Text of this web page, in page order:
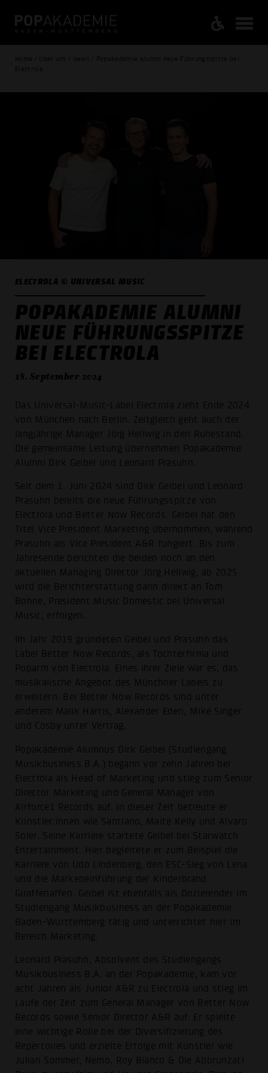
Home / Über uns / News / Popakademie Alumni neue Führungsspitze bei
Electrola
ELECTROLA © UNIVERSAL MUSIC
POPAKADEMIE ALUMNI
NEUE FÜHRUNGSSPITZE
BEI ELECTROLA
18. September 2024
Das Universal-Music-Label Electrola zieht Ende 2024
von München nach Berlin. Zeitgleich geht auch der
langjährige Manager Jörg Hellwig in den Ruhestand.
Die gemeinsame Leitung übernehmen Popakademie
Alumni Dirk Geibel und Leonard Prasuhn.
Seit dem 1. Juni 2024 sind Dirk Geibel und Leonard
Prasuhn bereits die neue Führungsspitze von
Electrola und Better Now Records. Geibel hat den
Titel Vice President Marketing übernommen, während
Prasuhn als Vice President A&R fungiert. Bis zum
Jahresende berichten die beiden noch an den
aktuellen Managing Director Jörg Hellwig, ab 2025
wird die Berichterstattung dann direkt an Tom
Bohne, President Music Domestic bei Universal
Music, erfolgen.
Im Jahr 2019 gründeten Geibel und Prasuhn das
Label Better Now Records, als Tochterfirma und
Poparm von Electrola. Eines ihrer Ziele war es, das
musikalische Angebot des Münchner Labels zu
erweitern. Bei Better Now Records sind unter
anderem Malik Harris, Alexander Eden, Mike Singer
und Cosby unter Vertrag.
Popakademie Alumnus Dirk Geibel (Studiengang
Musikbusiness B.A.) begann vor zehn Jahren bei
Electrola als Head of Marketing und stieg zum Senior
Director Marketing und General Manager von
Airforce1 Records auf. In dieser Zeit betreute er
Künstler:innen wie Santiano, Maite Kelly und Alvaro
Soler. Seine Karriere startete Geibel bei Starwatch
Entertainment. Hier begleitete er zum Beispiel die
Karriere von Udo Lindenberg, den ESC-Sieg von Lena
und die Markeneinführung der Kinderbrand
Giraffenaffen. Geibel ist ebenfalls als Dozierender im
Studiengang Musikbusiness an der Popakademie
Baden-Württemberg tätig und unterrichtet hier im
Bereich Marketing.
Leonard Prasuhn, Absolvent des Studiengangs
Musikbusiness B.A. an der Popakademie, kam vor
acht Jahren als Junior A&R zu Electrola und stieg im
Laufe der Zeit zum General Manager von Better Now
Records sowie Senior Director A&R auf. Er spielte
eine wichtige Rolle bei der Diversifizierung des
Repertoires und erzielte Erfolge mit Künstler wie
Julian Sommer, Nemo, Roy Bianco & Die Abbrunzati